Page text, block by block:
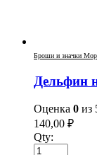
Броши и значки
Дельфин
Оценка 0 из
140,00 ₽
Qty: